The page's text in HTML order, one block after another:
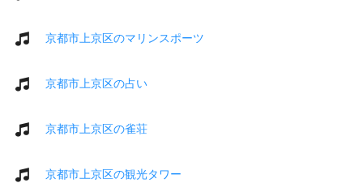
京都市上京区のマリンスポーツ
京都市上京区の占い
京都市上京区の雀荘
京都市上京区の観光タワー